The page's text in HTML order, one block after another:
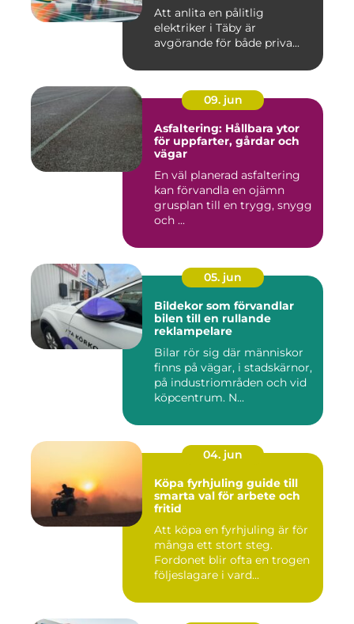
Att anlita en pålitlig
elektriker i Täby är
avgörande för både priva...
09. jun
Asfaltering: Hållbara ytor
för uppfarter, gårdar och
vägar
En väl planerad asfaltering
kan förvandla en ojämn
grusplan till en trygg, snygg
och ...
05. jun
Bildekor som förvandlar
bilen till en rullande
reklampelare
Bilar rör sig där människor
finns på vägar, i stadskärnor,
på industriområden och vid
köpcentrum. N...
04. jun
Köpa fyrhjuling guide till
smarta val för arbete och
fritid
Att köpa en fyrhjuling är för
många ett stort steg.
Fordonet blir ofta en trogen
följeslagare i vard...